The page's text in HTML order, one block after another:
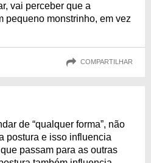
vai perceber que a
pequeno monstrinho, em vez
COMPARTILHAR
de “qualquer forma”, não
postura e isso influencia
passam para as outras